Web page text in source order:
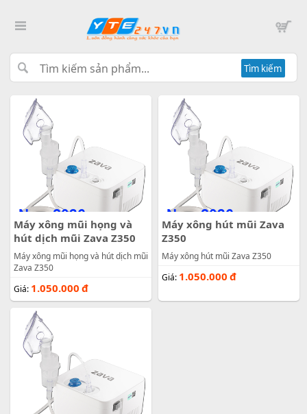
Tìm kiếm
Máy xông mũi họng và
hút dịch mũi Zava Z350
Máy xông mũi họng và hút dịch mũi
Zava Z350
Giá: 1.050.000 đ
Máy xông hút mũi Zava
Z350
Máy xông hút mũi Zava Z350
Giá: 1.050.000 đ